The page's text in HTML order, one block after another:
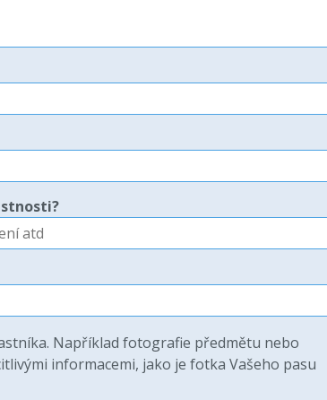
Například fotografie předmětu nebo
informacemi, jako je fotka Vašeho pasu